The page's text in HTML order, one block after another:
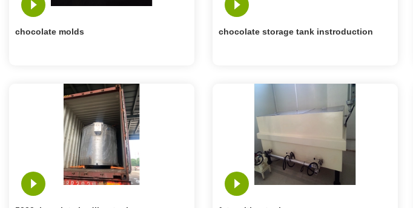
chocolate molds chocolate storage tank instroduction